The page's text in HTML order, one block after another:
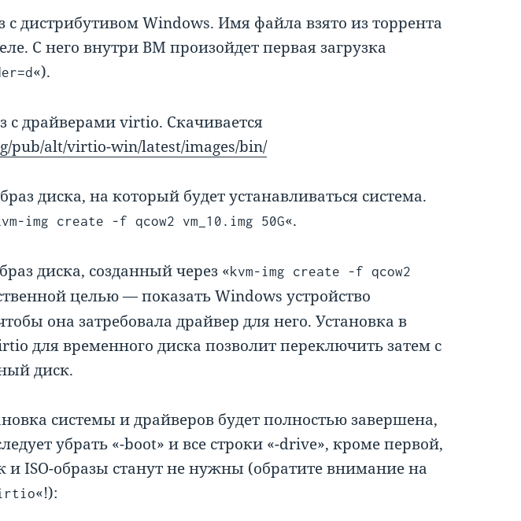
с дистрибутивом Windows. Имя файла взято из торрента
С него внутри ВМ произойдет первая загрузка
«).
с драйверами virtio. Скачивается
pub/alt/virtio-win/latest/images/bin/
диска, на который будет устанавливаться система.
img create -f qcow2 vm_10.img 50G«.
диска, созданный через «kvm-img create -f qcow2
целью — показать Windows устройство
она затребовала драйвер для него. Установка в
для временного диска позволит переключить затем с
диск.
системы и драйверов будет полностью завершена,
убрать «-boot» и все строки «-drive», кроме первой,
и ISO-образы станут не нужны (обратите внимание на
«!):